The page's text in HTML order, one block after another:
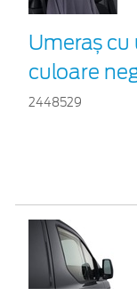
Umeraș
culoare
2448529